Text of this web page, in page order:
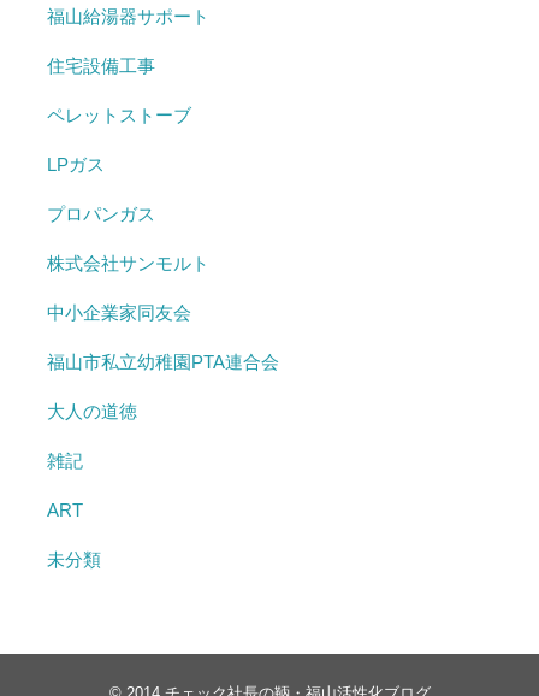
福山給湯器サポート
住宅設備工事
ペレットストーブ
LPガス
プロパンガス
株式会社サンモルト
中小企業家同友会
福山市私立幼稚園PTA連合会
大人の道徳
雑記
ART
未分類